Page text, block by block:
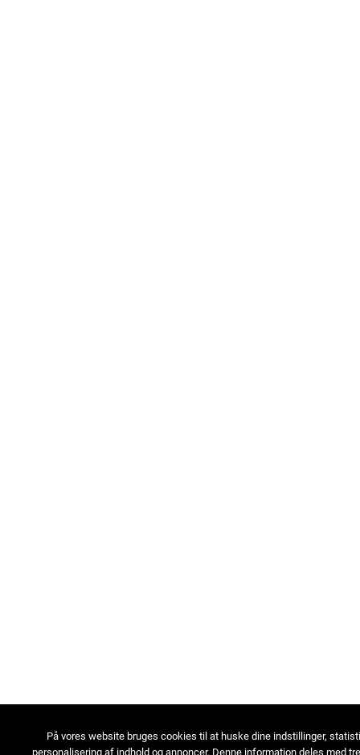
På vores website bruges cookies til at huske dine indstillinger,
personalisering af indhold og annoncer. Denne information deles med